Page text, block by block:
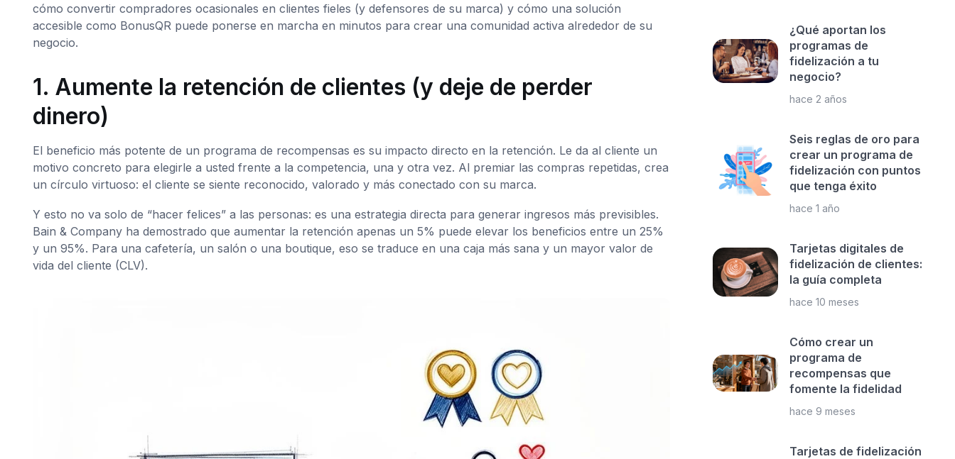
cómo convertir compradores ocasionales en clientes fieles (y defensores de su marca) y cómo una solución
accesible como BonusQR puede ponerse en marcha en minutos para crear una comunidad activa alrededor de su
negocio.
1. Aumente la retención de clientes (y deje de perder
dinero)
El beneficio más potente de un programa de recompensas es su impacto directo en la retención. Le da al cliente un
motivo concreto para elegirle a usted frente a la competencia, una y otra vez. Al premiar las compras repetidas, crea
un círculo virtuoso: el cliente se siente reconocido, valorado y más conectado con su marca.
Y esto no va solo de “hacer felices” a las personas: es una estrategia directa para generar ingresos más previsibles.
Bain & Company ha demostrado que aumentar la retención apenas un 5% puede elevar los beneficios entre un 25%
y un 95%. Para una cafetería, un salón o una boutique, eso se traduce en una caja más sana y un mayor valor de
vida del cliente (CLV).
¿Qué aportan los
programas de
fidelización a tu
negocio?
hace 2 años
Seis reglas de oro para
crear un programa de
fidelización con puntos
que tenga éxito
hace 1 año
Tarjetas digitales de
fidelización de clientes:
la guía completa
hace 10 meses
Cómo crear un
programa de
recompensas que
fomente la fidelidad
hace 9 meses
Tarjetas de fidelización